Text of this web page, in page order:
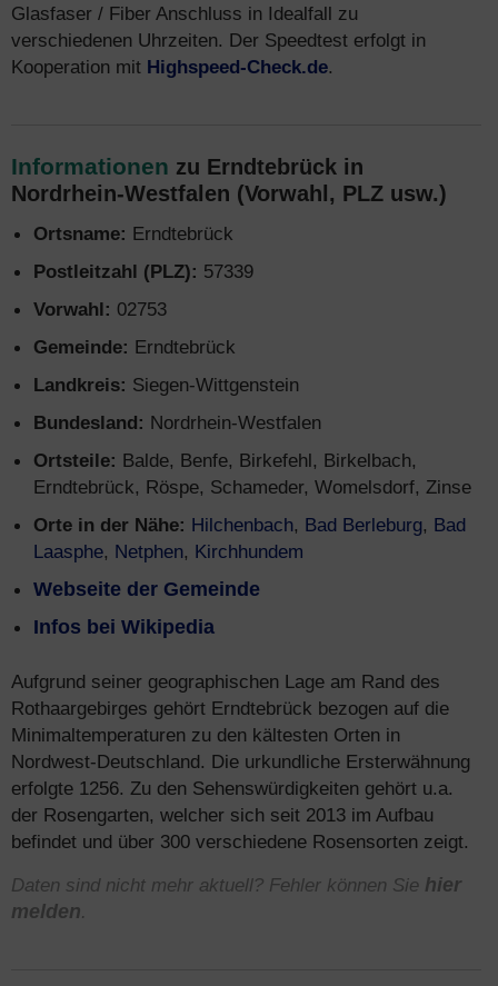
Glasfaser / Fiber Anschluss in Idealfall zu
verschiedenen Uhrzeiten. Der Speedtest erfolgt in
Kooperation mit Highspeed-Check.de.
Informationen zu Erndtebrück in
Nordrhein-Westfalen (Vorwahl, PLZ usw.)
Ortsname: Erndtebrück
Postleitzahl (PLZ): 57339
Vorwahl: 02753
Gemeinde: Erndtebrück
Landkreis: Siegen-Wittgenstein
Bundesland: Nordrhein-Westfalen
Ortsteile: Balde, Benfe, Birkefehl, Birkelbach,
Erndtebrück, Röspe, Schameder, Womelsdorf, Zinse
Orte in der Nähe: Hilchenbach, Bad Berleburg, Bad
Laasphe, Netphen, Kirchhundem
Webseite der Gemeinde
Infos bei Wikipedia
Aufgrund seiner geographischen Lage am Rand des
Rothaargebirges gehört Erndtebrück bezogen auf die
Minimaltemperaturen zu den kältesten Orten in
Nordwest-Deutschland. Die urkundliche Ersterwähnung
erfolgte 1256. Zu den Sehenswürdigkeiten gehört u.a.
der Rosengarten, welcher sich seit 2013 im Aufbau
befindet und über 300 verschiedene Rosensorten zeigt.
Daten sind nicht mehr aktuell? Fehler können Sie hier
melden.